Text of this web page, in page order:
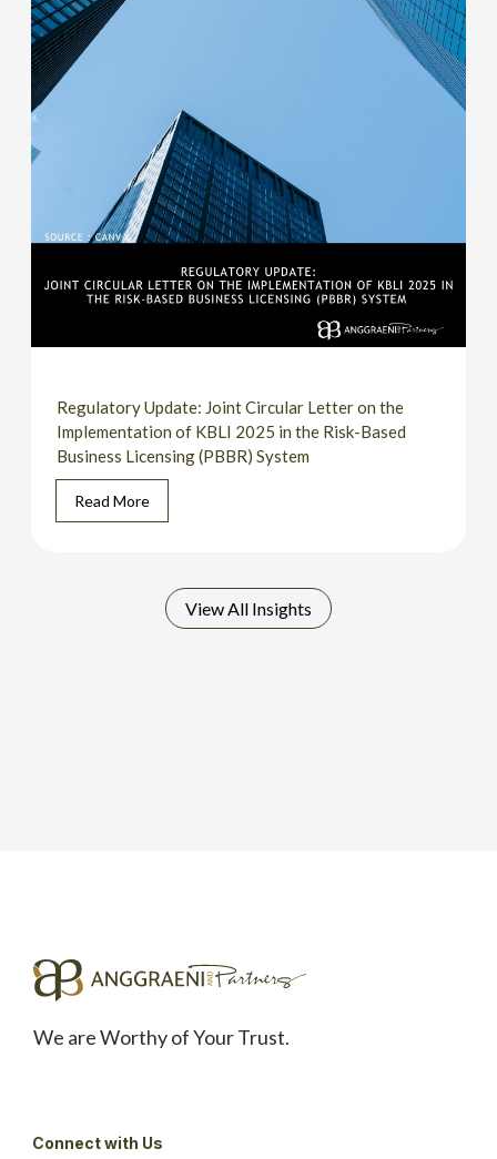
Regulatory Update: Joint Circular Letter on the
Implementation of KBLI 2025 in the Risk-Based
Business Licensing (PBBR) System
Read More
View All Insights
We are Worthy of Your Trust.
Connect with Us